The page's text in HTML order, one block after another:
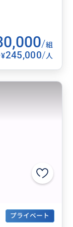
/組
¥245,000/人
プライベート